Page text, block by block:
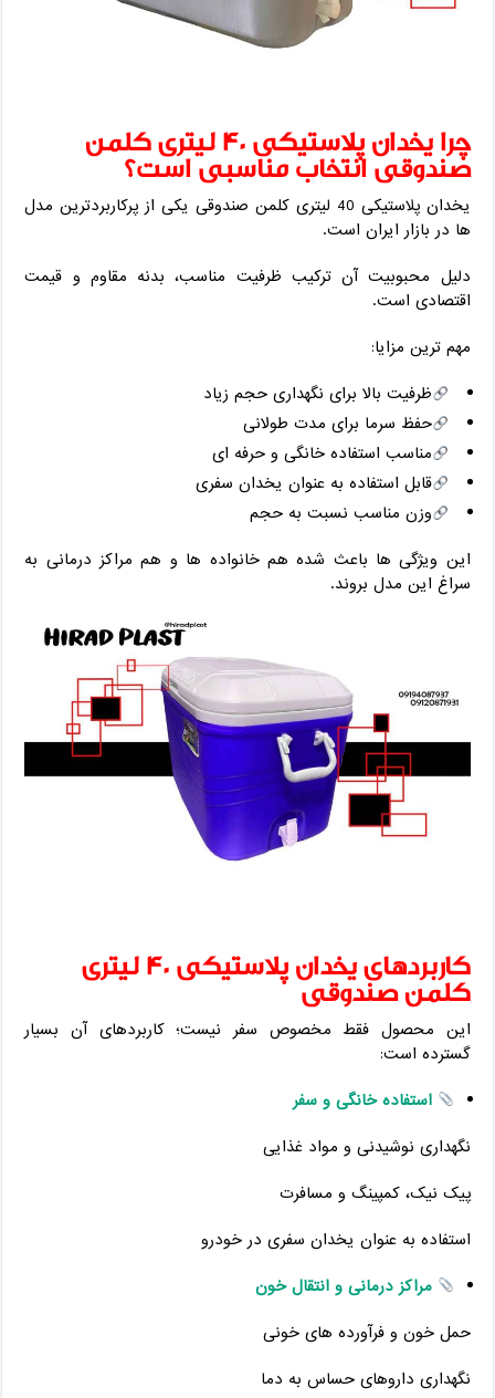
چرا یخدان پلاستیکی 40 لیتری کلمن
صندوقی انتخاب مناسبی است؟
یخدان پلاستیکی 40 لیتری کلمن صندوقی یکی از پرکاربردترین مدل‌
ها در بازار ایران است.
دلیل محبوبیت آن ترکیب ظرفیت مناسب، بدنه مقاوم و قیمت
اقتصادی است.
مهم ‌ترین مزایا:
ظرفیت بالا برای نگهداری حجم زیاد
حفظ سرما برای مدت طولانی
مناسب استفاده خانگی و حرفه ‌ای
قابل استفاده به ‌عنوان یخدان سفری
وزن مناسب نسبت به حجم
این ویژگی ‌ها باعث شده هم خانواده‌ ها و هم مراکز درمانی به
سراغ این مدل بروند.
کاربردهای یخدان پلاستیکی 40 لیتری
کلمن صندوقی
این محصول فقط مخصوص سفر نیست؛ کاربردهای آن بسیار
گسترده است:
استفاده خانگی و سفر
نگهداری نوشیدنی و مواد غذایی
پیک‌ نیک، کمپینگ و مسافرت
استفاده به ‌عنوان یخدان سفری در خودرو
مراکز درمانی و انتقال خون
حمل خون و فرآورده‌ های خونی
نگهداری داروهای حساس به دما